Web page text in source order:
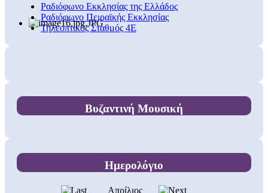
Ραδιόφωνο Εκκλησίας της Ελλάδος
Ραδιόφωνο Πειραϊκής Εκκλησίας
Τηλεοπτικός Σταθμός 4Ε
Βυζαντινή Μουσική
Ημερολόγιο
Απρίλιος